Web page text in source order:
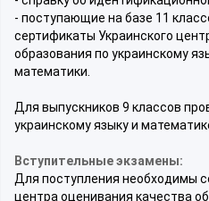
- поступающие на базе 11
сертификаты Украинского
образования по украинскому
математики.
Для выпускников 9 классов
украинскому языку и
Вступительные экзамены:
Для поступления необходимы
центра оценивания качества